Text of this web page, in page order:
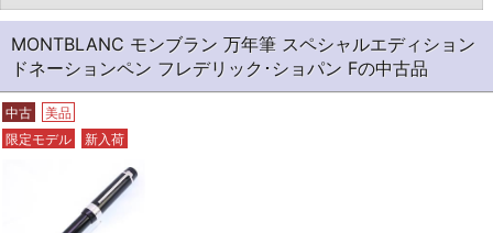
MONTBLANC モンブラン 万年筆 スペシャルエディション
ドネーションペン フレデリック･ショパン Fの中古品
中古
美品
限定モデル
新入荷